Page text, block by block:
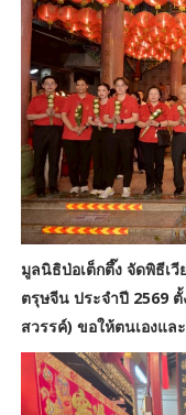
มูลนิธิป่อเต็กตึ๊ง จัดพิธีเ
ตรุษจีน ประจำปี 2569
สวรรค์) ขอให้ตนเองแล